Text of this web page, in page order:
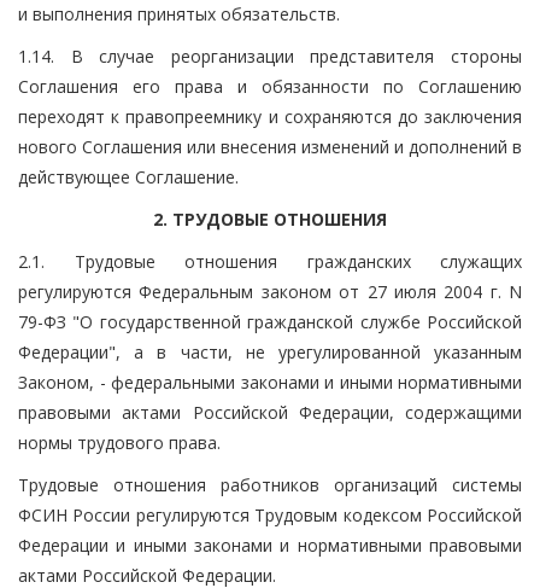
и выполнения принятых обязательств.
1.14. В случае реорганизации представителя стороны
Соглашения его права и обязанности по Соглашению
переходят к правопреемнику и сохраняются до заключения
нового Соглашения или внесения изменений и дополнений в
действующее Соглашение.
2. ТРУДОВЫЕ ОТНОШЕНИЯ
2.1. Трудовые отношения гражданских служащих
регулируются Федеральным законом от 27 июля 2004 г. N
79-ФЗ "О государственной гражданской службе Российской
Федерации", а в части, не урегулированной указанным
Законом, - федеральными законами и иными нормативными
правовыми актами Российской Федерации, содержащими
нормы трудового права.
Трудовые отношения работников организаций системы
ФСИН России регулируются Трудовым кодексом Российской
Федерации и иными законами и нормативными правовыми
актами Российской Федерации.